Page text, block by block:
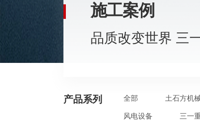
施工案例
品质改变世界 三
产品系列 全部 土石方机
风电设备 三一